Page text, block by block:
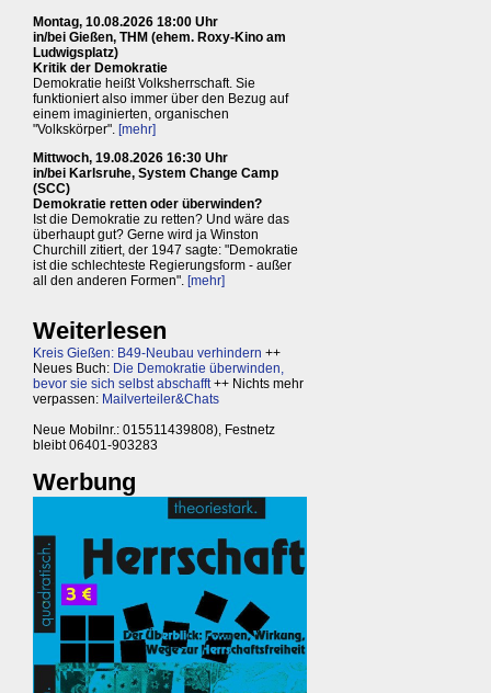
Montag, 10.08.2026 18:00 Uhr
in/bei Gießen, THM (ehem. Roxy-Kino am
Ludwigsplatz)
Kritik der Demokratie
Demokratie heißt Volksherrschaft. Sie
funktioniert also immer über den Bezug auf
einem imaginierten, organischen
"Volkskörper". [mehr]
Mittwoch, 19.08.2026 16:30 Uhr
in/bei Karlsruhe, System Change Camp
(SCC)
Demokratie retten oder überwinden?
Ist die Demokratie zu retten? Und wäre das
überhaupt gut? Gerne wird ja Winston
Churchill zitiert, der 1947 sagte: "Demokratie
ist die schlechteste Regierungsform - außer
all den anderen Formen". [mehr]
Weiterlesen
Kreis Gießen: B49-Neubau verhindern ++
Neues Buch: Die Demokratie überwinden,
bevor sie sich selbst abschafft++ Nichts mehr
verpassen: Mailverteiler&Chats
Neue Mobilnr.: 015511439808), Festnetz
bleibt 06401-903283
Werbung